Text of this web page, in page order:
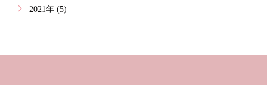
2021年 (5)